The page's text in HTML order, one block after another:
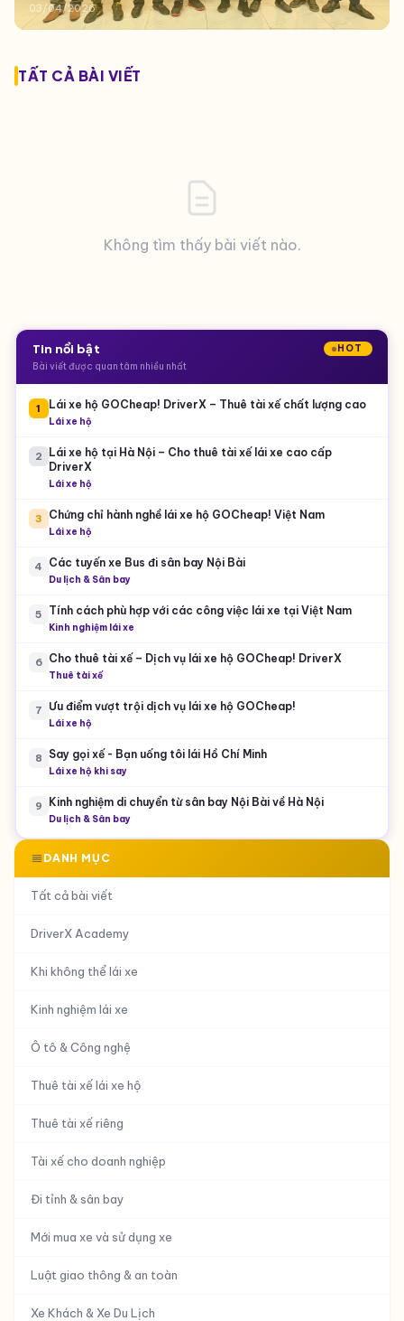
03/04/2026
TẤT CẢ BÀI VIẾT
Không tìm thấy bài viết nào.
Tin nổi bật
HOT
Bài viết được quan tâm nhiều nhất
1 Lái xe hộ GOCheap! DriverX – Thuê tài xế chất lượng cao
Lái xe hộ
2 Lái xe hộ tại Hà Nội – Cho thuê tài xế lái xe cao cấp
DriverX
Lái xe hộ
3 Chứng chỉ hành nghề lái xe hộ GOCheap! Việt Nam
Lái xe hộ
4 Các tuyến xe Bus đi sân bay Nội Bài
Du lịch & Sân bay
5 Tính cách phù hợp với các công việc lái xe tại Việt Nam
Kinh nghiệm lái xe
6 Cho thuê tài xế – Dịch vụ lái xe hộ GOCheap! DriverX
Thuê tài xế
7 Ưu điểm vượt trội dịch vụ lái xe hộ GOCheap!
Lái xe hộ
8 Say gọi xế - Bạn uống tôi lái Hồ Chí Minh
Lái xe hộ khi say
9 Kinh nghiệm di chuyển từ sân bay Nội Bài về Hà Nội
Du lịch & Sân bay
DANH MỤC
Tất cả bài viết
DriverX Academy
Khi không thể lái xe
Kinh nghiệm lái xe
Ô tô & Công nghệ
Thuê tài xế lái xe hộ
Thuê tài xế riêng
Tài xế cho doanh nghiệp
Đi tỉnh & sân bay
Mới mua xe và sử dụng xe
Luật giao thông & an toàn
Xe Khách & Xe Du Lịch